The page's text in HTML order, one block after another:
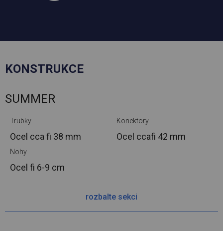
KONSTRUKCE
SUMMER
Trubky
Ocel ccafi 38 mm
Konektory
Ocel ccafi 42 mm
Nohy
Ocel fi 6-9 cm
rozbalte sekci